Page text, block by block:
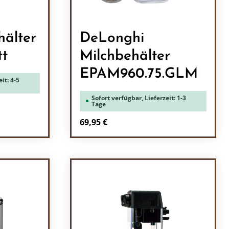
4-5
DeLonghi
Milchbehälter
EPAM960.75.GLM
Sofort verfügbar, Lieferzeit: 1-3
Tage
Regulärer Preis:
69,95 €